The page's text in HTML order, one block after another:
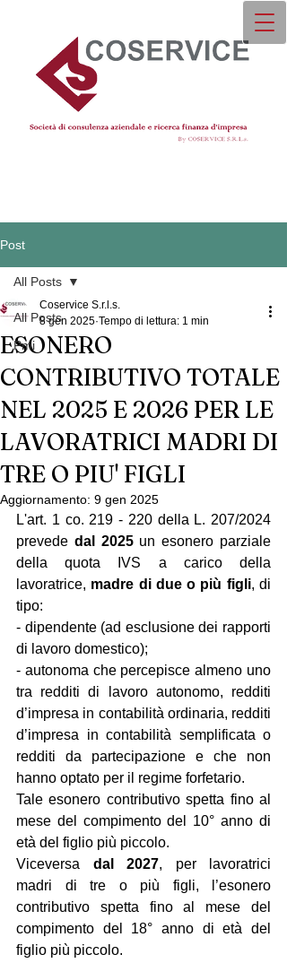
Post
All Posts
Pmi
All Posts
ESONERO
CONTRIBUTIVO TOTALE
NEL 2025 E 2026 PER LE
LAVORATRICI MADRI DI
TRE O PIU' FIGLI
Coservice S.r.l.s.
8 gen 2025 Tempo di lettura: 1 min
Aggiornamento: 9 gen 2025
L'art. 1 co. 219 - 220 della L. 207/2024
prevede dal 2025 un esonero parziale
della quota IVS a carico della
lavoratrice, madre di due o più figli, di
tipo:
- dipendente (ad esclusione dei rapporti
di lavoro domestico);
- autonoma che percepisce almeno uno
tra redditi di lavoro autonomo, redditi
d’impresa in contabilità ordinaria, redditi
d’impresa in contabilità semplificata o
redditi da partecipazione e che non
hanno optato per il regime forfetario.
Tale esonero contributivo spetta fino al
mese del compimento del 10° anno di
età del figlio più piccolo.
Viceversa dal 2027, per lavoratrici
madri di tre o più figli, l’esonero
contributivo spetta fino al mese del
compimento del 18° anno di età del
figlio più piccolo.